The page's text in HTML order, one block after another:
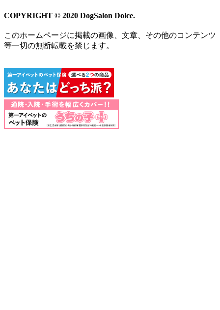
COPYRIGHT © 2020 DogSalon Dolce.
このホームページに掲載の画像、文章、その他のコンテンツ
等一切の無断転載を禁じます。